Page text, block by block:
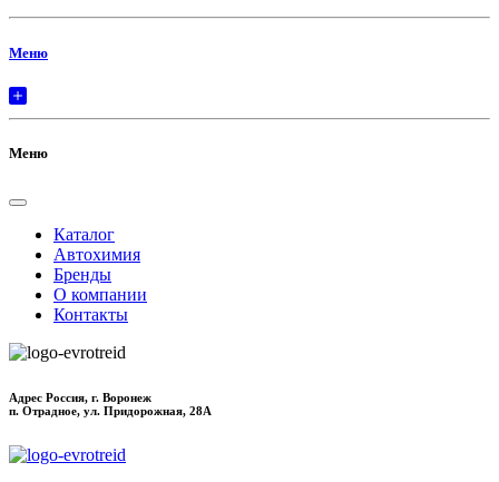
Меню
Меню
Каталог
Автохимия
Бренды
О компании
Контакты
Адрес Россия, г. Воронеж
п. Отрадное, ул. Придорожная, 28А